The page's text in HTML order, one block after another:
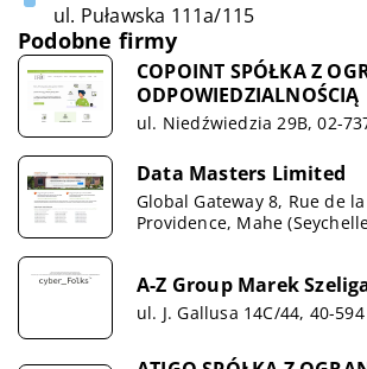
ul. Puławska 111a/115
Podobne firmy
COPOINT SPÓŁKA Z
ODPOWIEDZIALNOŚCIĄ
ul. Niedźwiedzia 29B, 02-
Data Masters Limited
Global Gateway 8, Rue de
Providence, Mahe
A-Z Group Marek
ul. J. Gallusa 14C/44, 40-